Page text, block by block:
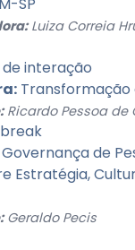
Luiza Correia
interação
Transformação
Ricardo Pessoa de
Governança de
Estratégia,
Geraldo Pecis